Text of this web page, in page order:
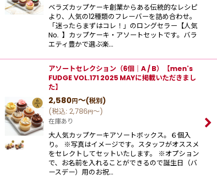
ベラズカップケーキ創業からある伝統的なレシピ
より、⼈気の12種類のフレーバーを詰め合わせ。
「迷ったらまずはコレ！」のロングセラー【⼈気
No. 】カップケーキ‧アソートセットです。バラ
エティ豊かで選ぶ楽…
アソートセレクション（6個｜A / B）【men's
FUDGE VOL.171 2025 MAYに掲載いただきまし
た】
2,580円～(税別)
(税込: 2,786円～)
在庫あり
大人気カップケーキアソートボックス。６個入
り。 ※写真はイメージです。スタッフがオススメ
をセレクトしてセットいたします。 ※オプション
で、お名前を入れることができるので誕生日（バ
ースデー）用のお祝…